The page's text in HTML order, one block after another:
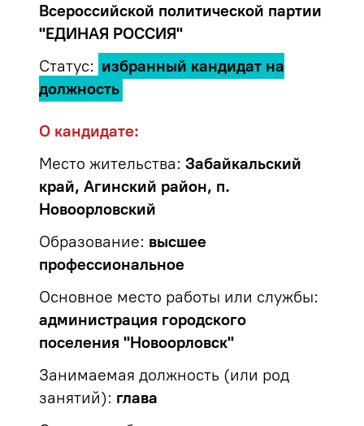
Всероссийской политической партии
"ЕДИНАЯ РОССИЯ"
Статус: избранный кандидат на
должность
О кандидате:
Место жительства: Забайкальский
край, Агинский район, п.
Новоорловский
Образование: высшее
профессиональное
Основное место работы или службы:
администрация городского
поселения "Новоорловск"
Занимаемая должность (или род
занятий): глава